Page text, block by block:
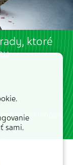
ktoré
– ohrozujú
sami.